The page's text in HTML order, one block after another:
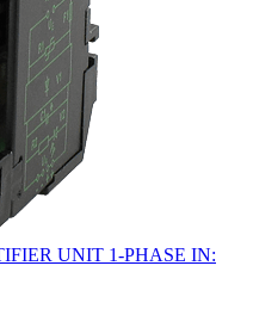
UNIT 1-PHASE IN: